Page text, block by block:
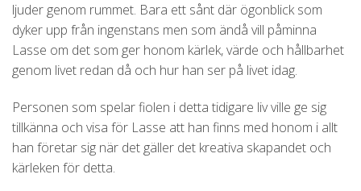
ljuder genom rummet. Bara ett sånt där ögonblick som
dyker upp från ingenstans men som ändå vill påminna
Lasse om det som ger honom kärlek, värde och hållbarhet
genom livet redan då och hur han ser på livet idag.
Personen som spelar fiolen i detta tidigare liv ville ge sig
tillkänna och visa för Lasse att han finns med honom i allt
han företar sig när det gäller det kreativa skapandet och
kärleken för detta.